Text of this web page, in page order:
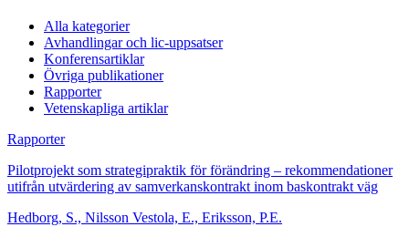
Alla kategorier
Avhandlingar och lic-uppsatser
Konferensartiklar
Övriga publikationer
Rapporter
Vetenskapliga artiklar
Rapporter
Pilotprojekt som strategipraktik för förändring – rekommendationer
utifrån utvärdering av samverkanskontrakt inom baskontrakt väg
Hedborg, S., Nilsson Vestola, E., Eriksson, P.E.